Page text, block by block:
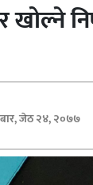
जेठ २४, २०७७